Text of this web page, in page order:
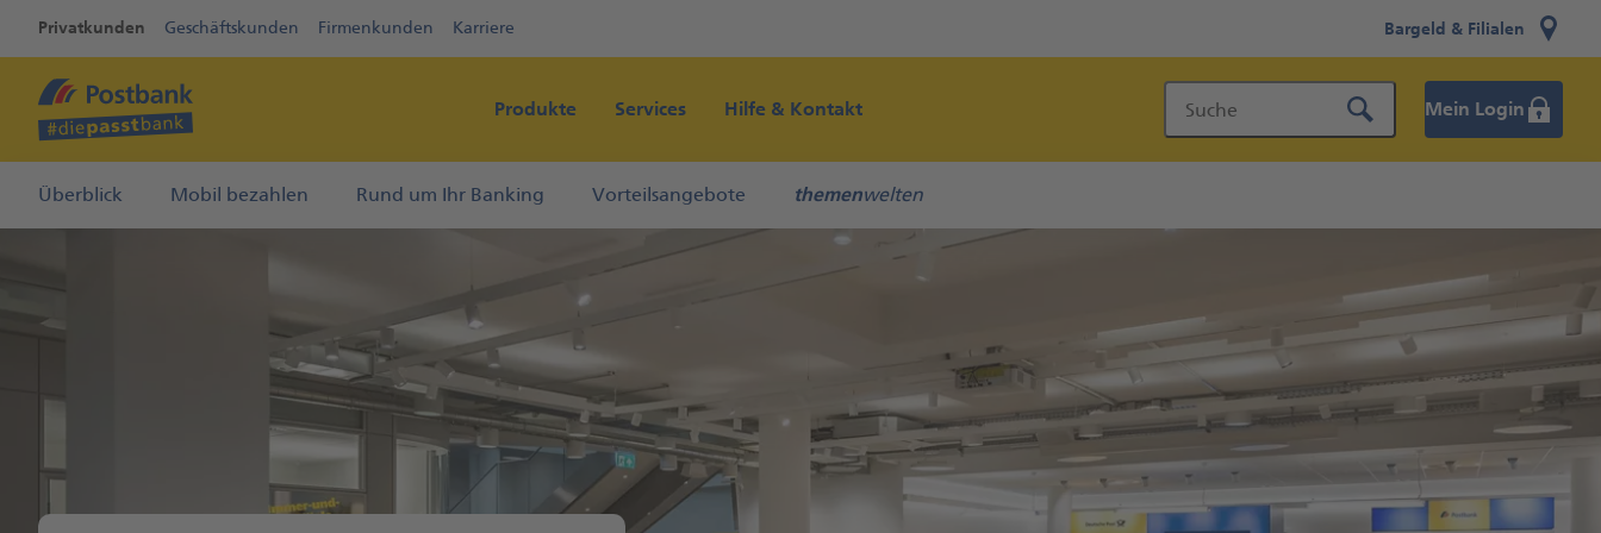
Privatkunden Geschäftskunden Firmenkunden Karriere Bargeld & Filialen
Produkte Services
Überblick Mobil bezahlen Rund um Ihr Banking Vorteilsangebote themenwelten
Hilfe & Kontakt Suche Mein Login